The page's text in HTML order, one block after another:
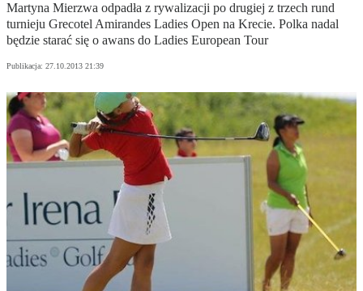
Martyna Mierzwa odpadła z rywalizacji po drugiej z trzech rund
turnieju Grecotel Amirandes Ladies Open na Krecie. Polka nadal
będzie starać się o awans do Ladies European Tour
Publikacja: 27.10.2013 21:39